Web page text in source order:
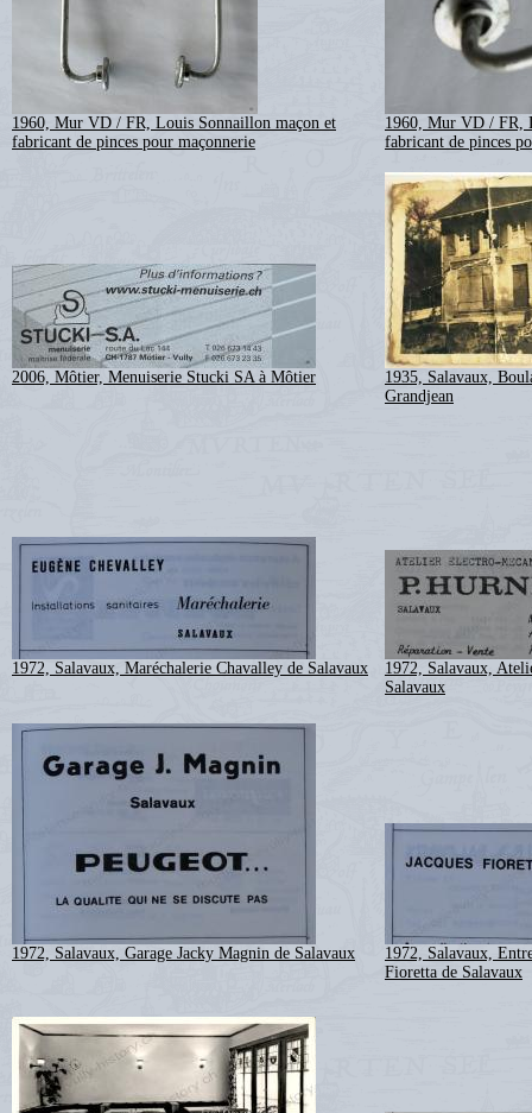
1960, Mur VD / FR, Louis Sonnaillon maçon et
fabricant de pinces pour maçonnerie
1960, Mur VD / FR,
fabricant de pinces
2006, Môtier, Menuiserie Stucki SA à Môtier
1935, Salavaux,
Grandjean
1972, Salavaux, Maréchalerie Chavalley de Salavaux
1972, Salavaux,
Salavaux
1972, Salavaux, Garage Jacky Magnin de Salavaux
1972, Salavaux,
Fioretta de Salavaux